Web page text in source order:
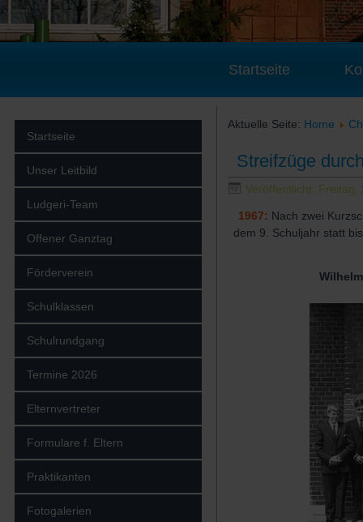
Startseite
Startseite
Unser Leitbild
Ludgeri-Team
Offener Ganztag
Förderverein
Schulklassen
Schulrundgang
Termine 2026
Elternvertreter
Formulare f. Eltern
Praktikanten
Fotogalerien
Aktuelle Seite: Home
Streifzüge
Veröffentlicht:
1967: Nach zwei
dem 9. Schuljahr statt